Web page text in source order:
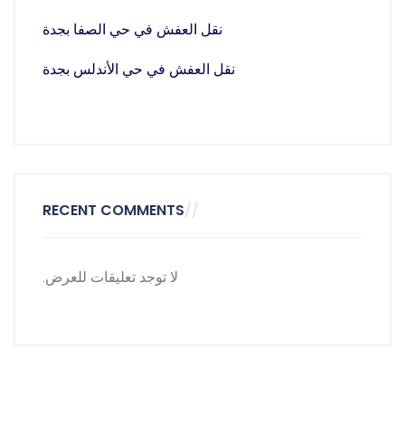
نقل العفش في حي الصفا بجدة
نقل العفش في حي الأندلس بجدة
RECENT COMMENTS
لا توجد تعليقات للعرض.